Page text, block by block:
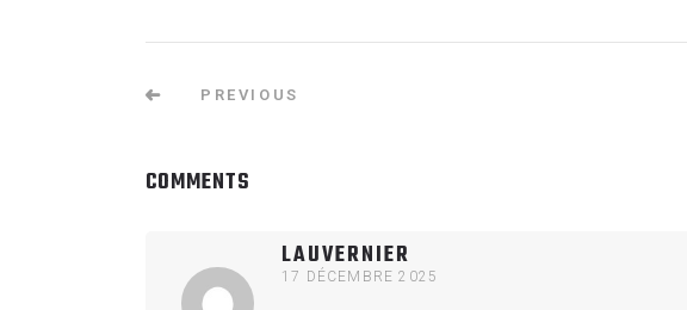
PREVIOUS
COMMENTS
LAUVERNIER
17 DÉCEMBRE 2025